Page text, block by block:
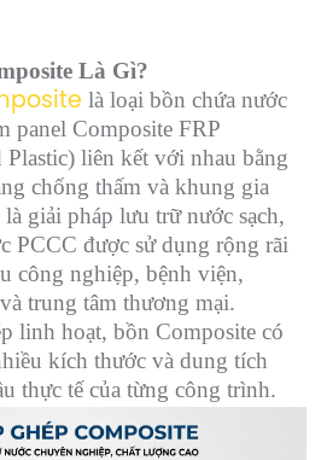
Là Gì?
là loại bồn chứa nước
panel Composite FRP
Plastic) liên kết với nhau bằng
chống thấm và khung gia
giải pháp lưu trữ nước sạch,
PCCC được sử dụng rộng rãi
công nghiệp, bệnh viện,
trung tâm thương mại.
linh hoạt, bồn Composite có
kích thước và dung tích
thực tế của từng công trình.